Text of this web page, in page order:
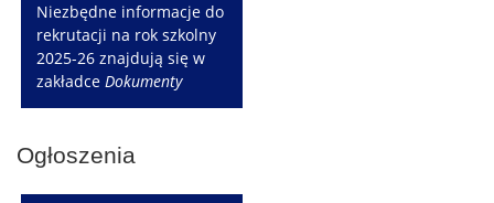
Niezbędne informacje do
rekrutacji na rok szkolny
2025-26 znajdują się w
zakładceDokumenty
Ogłoszenia